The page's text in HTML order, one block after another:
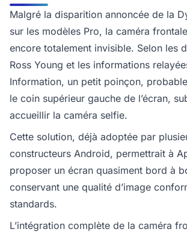
Malgré la disparition annoncée de la
sur les modèles Pro, la caméra
encore totalement invisible. Selon les
Ross Young et les informations
Information, un petit poinçon,
le coin supérieur gauche de l’écran,
accueillir la caméra selfie.
Cette solution, déjà adoptée par
constructeurs Android, permettrait à
proposer un écran quasiment bord à
conservant une qualité d’image
standards.
L’intégration complète de la caméra